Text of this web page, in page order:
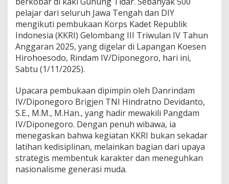
K
K
R
I
e
l
b
a
n
g
I
I
R
e
s
pelajar dari seluruh Jawa Tengah dan DIY
mengikuti pembukaan Korps Kadet Republik
Indonesia (KKRI) Gelombang III Triwulan IV Tahun
Anggaran 2025, yang digelar di Lapangan Koesen
Hirohoesodo, Rindam IV/Diponegoro, hari ini,
Sabtu (1/11/2025).
Upacara pembukaan dipimpin oleh Danrindam
IV/Diponegoro Brigjen TNI Hindratno Devidanto,
S.E., M.M., M.Han., yang hadir mewakili Pangdam
IV/Diponegoro. Dengan penuh wibawa, ia
menegaskan bahwa kegiatan KKRI bukan sekadar
latihan kedisiplinan, melainkan bagian dari upaya
strategis membentuk karakter dan meneguhkan
nasionalisme generasi muda.